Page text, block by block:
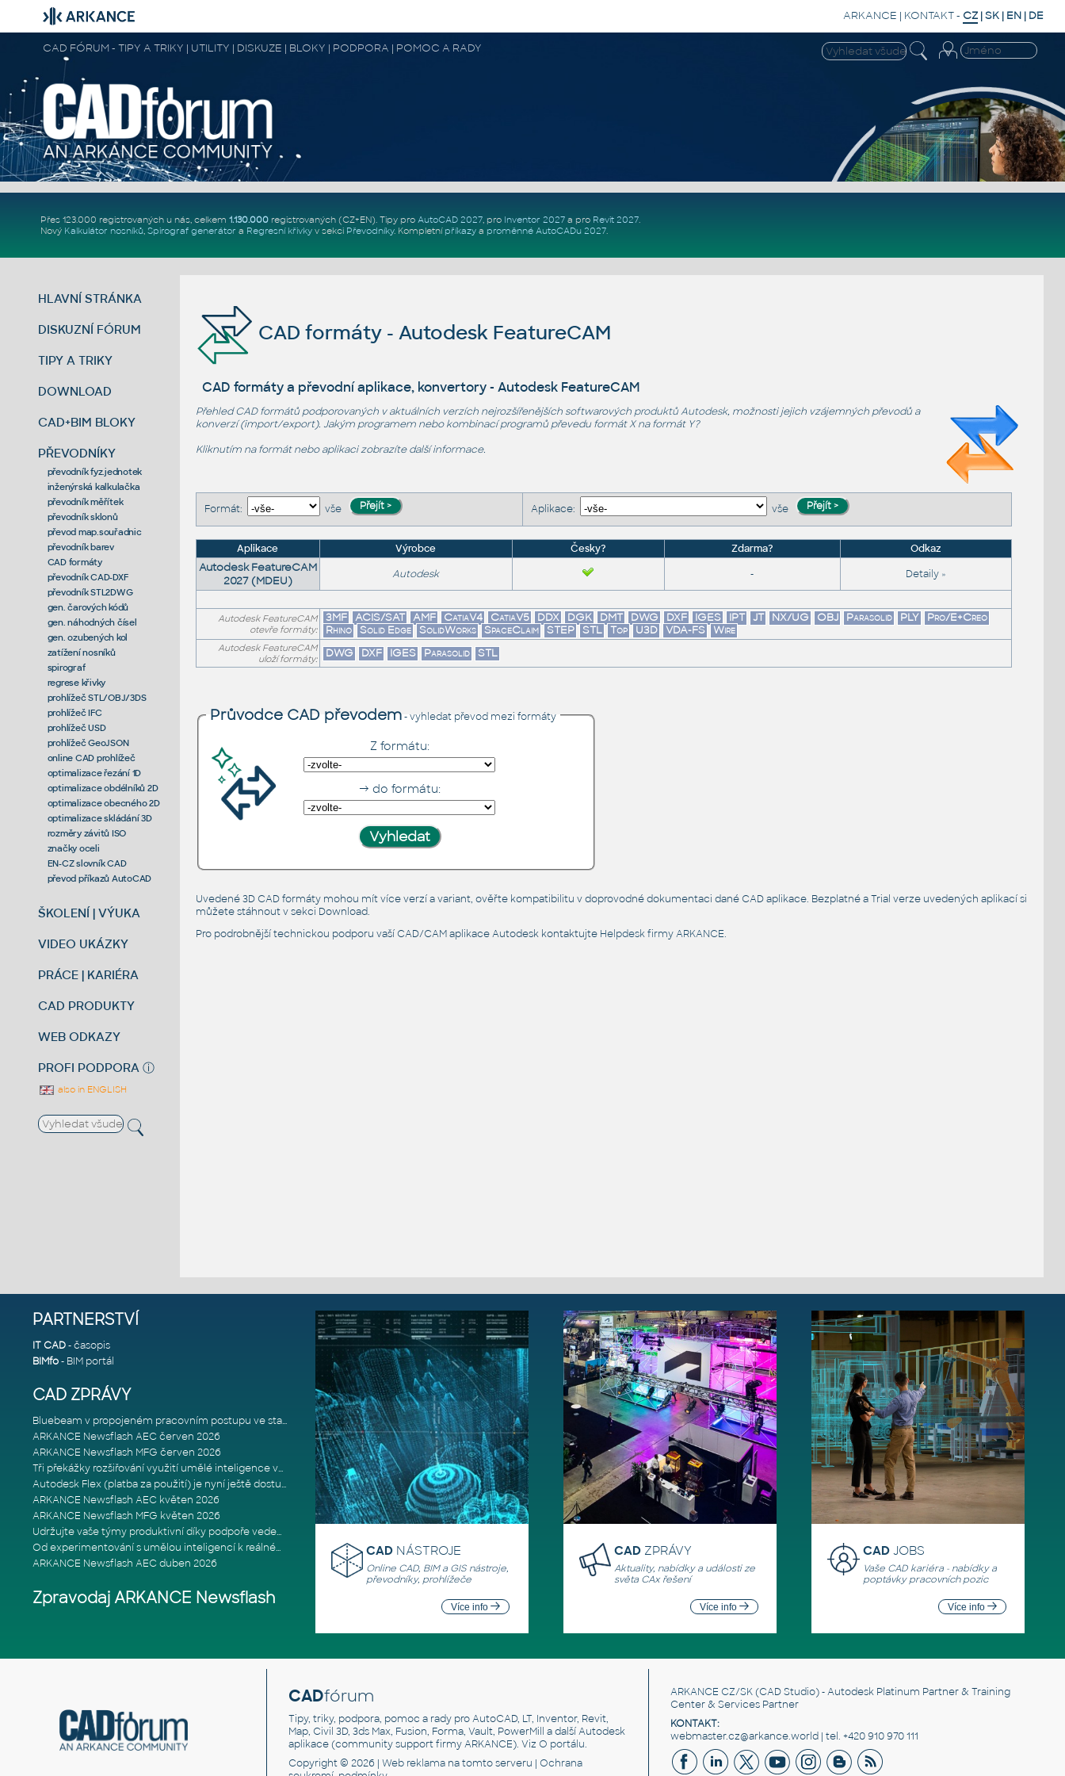
ARKANCE | KONTAKT- CZ |SK | EN | DE
CAD FÓRUM - TIPY A TRIKY | UTILITY | DISKUZE | BLOKY | PODPORA | POMOC A RADY
Přes 123.000 registrovaných u nás, celkem 1.130.000registrovaných (CZ+EN). Tipy pro AutoCAD 2027, pro Inventor 2027a pro Revit 2027.
Nový Kalkulátor nosníků, Spirograf generátor a Regresní křivkyv sekci Převodníky. Kompletní příkazya proměnné AutoCADu 2027.
HLAVNÍ STRÁNKA
DISKUZNÍ FÓRUM
TIPY A TRIKY
DOWNLOAD
CAD+BIM BLOKY
PŘEVODNÍKY
převodník fyz.jednotek
inženýrská kalkulačka
převodník měřítek
převodník sklonů
převod map.souřadnic
převodník barev
CAD formáty
převodník CAD-DXF
převodník STL2DWG
gen. čarových kódů
gen. náhodných čísel
gen. ozubených kol
zatížení nosníků
spirograf
regrese křivky
prohlížeč STL/OBJ/3DS
prohlížeč IFC
prohlížeč USD
prohlížeč GeoJSON
online CAD prohlížeč
optimalizace řezání 1D
optimalizace obdélníků 2D
optimalizace obecného 2D
optimalizace skládání 3D
rozměry závitů ISO
značky oceli
EN-CZ slovník CAD
převod příkazů AutoCAD
ŠKOLENÍ | VÝUKA
VIDEO UKÁZKY
PRÁCE | KARIÉRA
CAD PRODUKTY
WEB ODKAZY
PROFI PODPORA ⓘ
also in ENGLISH
CAD formáty - Autodesk FeatureCAM
CAD formáty a převodní aplikace, konvertory - Autodesk FeatureCAM
Přehled CAD formátů podporovaných v aktuálních verzích nejrozšířenějších softwarových produktů Autodesk, možnosti jejich vzájemných převodů a
konverzí (import/export). Jakým programem nebo kombinací programů převedu formát X na formát Y?
Kliknutím na formát nebo aplikaci zobrazíte další informace.
Formát: vše Aplikace: vše
Aplikace Výrobce Česky? Zdarma? Odkaz
Autodesk FeatureCAM
2027 (MDEU)
Autodesk - Detaily »
Autodesk FeatureCAM
otevře formáty:
3MF ACIS/SAT AMF CatiaV4 CatiaV5 DDX DGK DMT DWG DXF IGES IPT JT NX/UG OBJ Parasolid PLY
Pro/E+Creo
Rhino Solid Edge SolidWorks SpaceClaim STEP STL Top U3D VDA-FS Wire
Autodesk FeatureCAM
uloží formáty:
DWG DXF IGES Parasolid STL
Průvodce CAD převodem- vyhledat převod mezi formáty
Z formátu:
→ do formátu:
Uvedené 3D CAD formáty mohou mít více verzí a variant, ověřte kompatibilitu v doprovodné dokumentaci dané CAD aplikace. Bezplatné a Trial verze uvedených aplikací si
můžete stáhnout v sekci Download.
Pro podrobnější technickou podporu vaší CAD/CAM aplikace Autodesk kontaktujte Helpdesk firmy ARKANCE.
PARTNERSTVÍ
IT CAD- časopis
BIMfo- BIM portál
CAD ZPRÁVY
Bluebeam v propojeném pracovním postupu ve stavebnictví: Proč je int
ARKANCE Newsflash AEC červen 2026
ARKANCE Newsflash MFG červen 2026
Tři překážky rozšiřování využití umělé inteligence ve stavebním prům
Autodesk Flex (platba za použití) je nyní ještě dostupnější
ARKANCE Newsflash AEC květen 2026
ARKANCE Newsflash MFG květen 2026
Udržujte vaše týmy produktivní díky podpoře vedené odborníky
Od experimentování s umělou inteligencí k reálnému dopadu na podniká
ARKANCE Newsflash AEC duben 2026
Zpravodaj ARKANCE Newsflash
CAD NÁSTROJE
Online CAD, BIM a GIS nástroje,
převodníky, prohlížeče
Více info
CAD ZPRÁVY
Aktuality, nabídky a události ze
světa CAx řešení
Více info
CADJOBS
Vaše CAD kariéra - nabídky a
poptávky pracovních pozic
Více info
CADfórum
Tipy, triky, podpora, pomoc a rady pro AutoCAD, LT, Inventor, Revit,
Map, Civil 3D, 3ds Max, Fusion, Forma, Vault, PowerMill a další Autodesk
aplikace (community support firmy ARKANCE). Viz O portálu.
Copyright © 2026 | Web reklamana tomto serveru | Ochrana
ARKANCE CZ/SK(CAD Studio) - Autodesk Platinum Partner & Training
Center & Services Partner
KONTAKT:
webmaster.cz@arkance.world | tel. +420 910 970 111